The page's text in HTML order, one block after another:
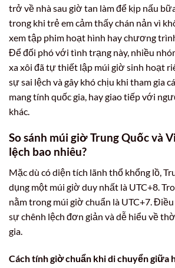
trở về nhà sau giờ tan làm để kịp nấu
trong khi trẻ em cảm thấy chán nản vì
xem tập phim hoạt hình hay chương
Để đối phó với tình trạng này, nhiều
xa xôi đã tự thiết lập múi giờ sinh hoạt
sự sai lệch và gây khó chịu khi tham gia
mang tính quốc gia, hay giao tiếp với
khác.
So sánh múi giờ Trung Quốc và
lệch bao nhiêu?
Mặc dù có diện tích lãnh thổ khổng lồ,
dụng một múi giờ duy nhất là UTC+8.
nằm trong múi giờ chuẩn là UTC+7.
sự chênh lệch đơn giản và dễ hiểu về
gia.
Cách tính giờ chuẩn khi di chuyển giữa